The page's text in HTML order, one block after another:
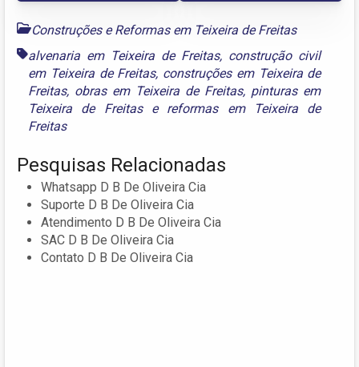
Construções e Reformas em Teixeira de Freitas
alvenaria em Teixeira de Freitas, construção civil
em Teixeira de Freitas, construções em Teixeira de
Freitas, obras em Teixeira de Freitas, pinturas em
Teixeira de Freitase reformas em Teixeira de
Freitas
Pesquisas Relacionadas
Whatsapp D B De Oliveira Cia
Suporte D B De Oliveira Cia
Atendimento D B De Oliveira Cia
SAC D B De Oliveira Cia
Contato D B De Oliveira Cia